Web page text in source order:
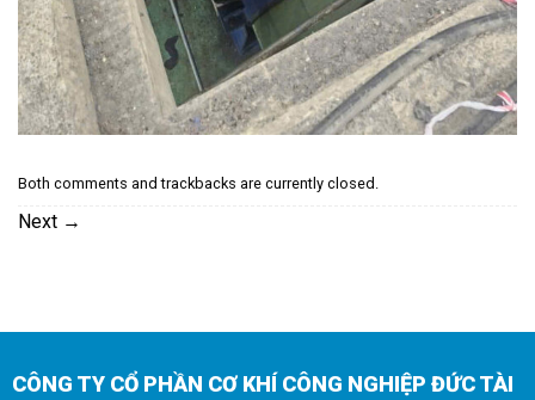
Both comments and trackbacks are currently closed.
Next →
CÔNG TY CỔ PHẦN CƠ KHÍ CÔNG NGHIỆP ĐỨC TÀI